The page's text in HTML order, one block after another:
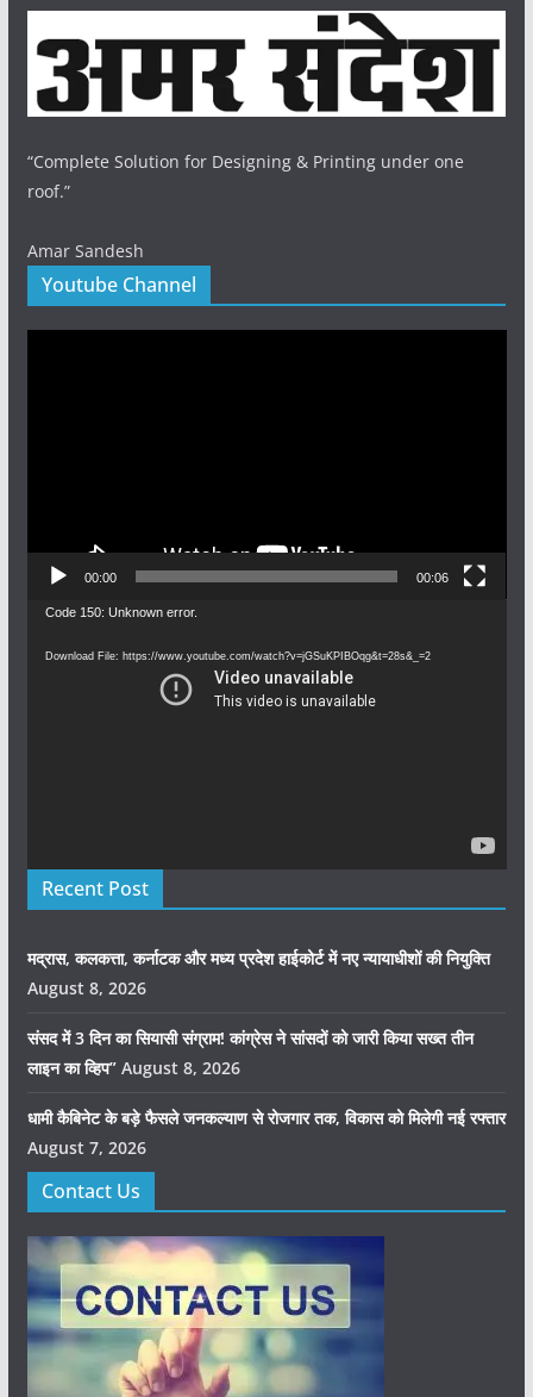
“Complete Solution for Designing & Printing under one
roof.”
Amar Sandesh
Youtube Channel
00:00 00:06
Video
Code 150: Unknown error.
Download File: https://www.youtube.com/watch?v=jGSuKPIBOqg&t=28s&_=2
Recent Post
मद्रास, कलकत्ता, कर्नाटक और मध्य प्रदेश हाईकोर्ट में नए न्यायाधीशों की नियुक्ति
August 8, 2026
संसद में 3 दिन का सियासी संग्राम! कांग्रेस ने सांसदों को जारी किया सख्त तीन
लाइन का व्हिप” August 8, 2026
धामी कैबिनेट के बड़े फैसले जनकल्याण से रोजगार तक, विकास को मिलेगी नई रफ्तार
August 7, 2026
Contact Us